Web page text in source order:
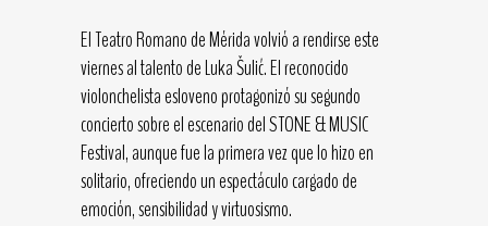
El Teatro Romano de Mérida volvió a rendirse este
viernes al talento de Luka Šulić. El reconocido
violonchelista esloveno protagonizó su segundo
concierto sobre el escenario del STONE & MUSIC
Festival, aunque fue la primera vez que lo hizo en
solitario, ofreciendo un espectáculo cargado de
emoción, sensibilidad y virtuosismo.